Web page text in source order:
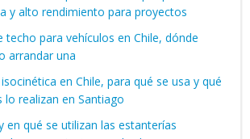
y alto rendimiento para proyectos
techo para vehículos en Chile, dónde
arrandar una
en Chile, para qué se usa y qué
lo realizan en Santiago
en qué se utilizan las estanterías